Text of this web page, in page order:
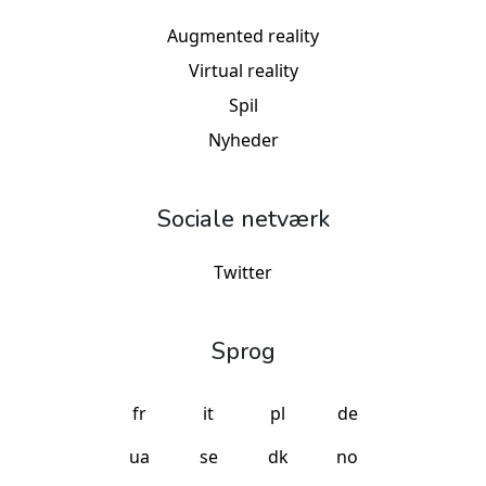
Augmented reality
Virtual reality
Spil
Nyheder
Sociale netværk
Twitter
Sprog
fr it pl
de
ua
se dk no